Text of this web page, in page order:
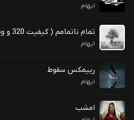
ایهام
تمام ناتمامم ( کیفیت 320 و ویو wav)
ایهام
رییمکس سقوط
ایهام
امشب